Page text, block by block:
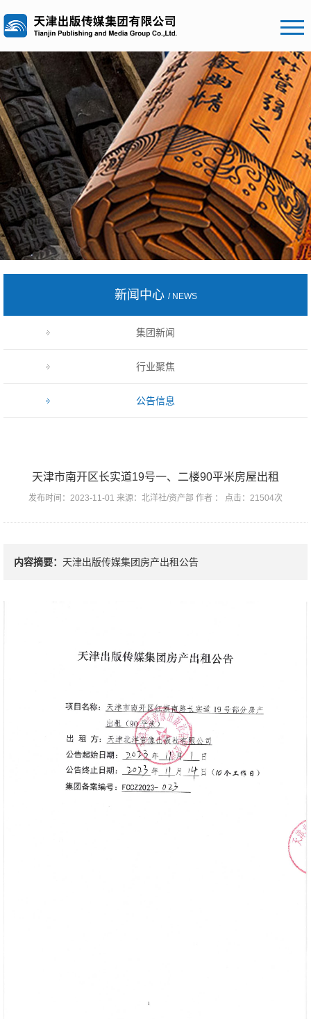
新闻中心 / NEWS
集团新闻
行业聚焦
公告信息
天津市南开区长实道19号一、二楼90平米房屋出租
发布时间：2023-11-01 来源：北洋社/资产部 作者 ： 点击：21504次
内容摘要： 天津出版传媒集团房产出租公告